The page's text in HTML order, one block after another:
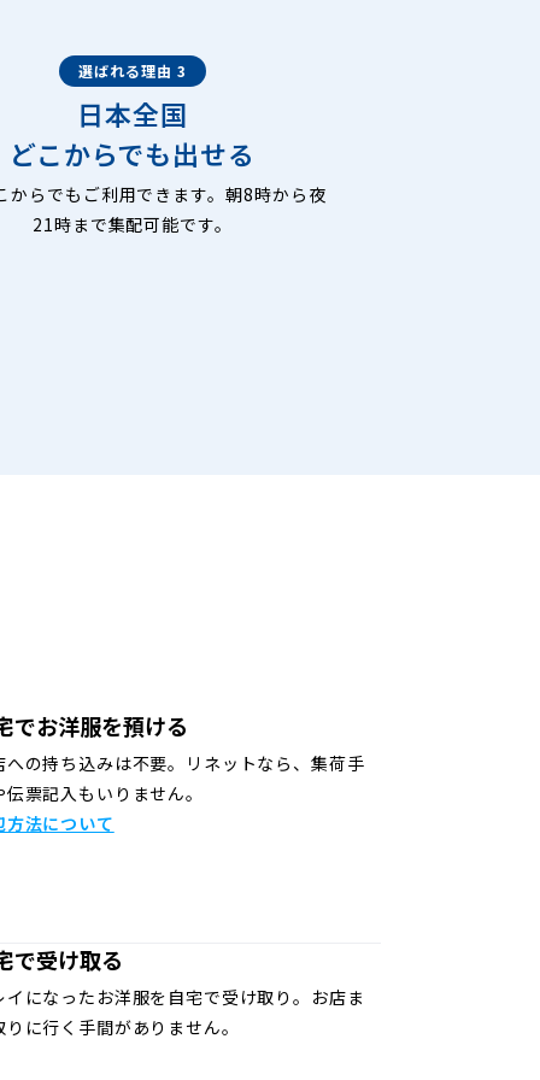
選ばれる理由 3
日本全国
どこからでも出せる
からでもご利用できます。朝8時から夜
21時まで集配可能です。
でお洋服を預ける
への持ち込みは不要。リネットなら、集荷手
伝票記入もいりません。
方法について
で受け取る
イになったお洋服を自宅で受け取り。お店ま
りに行く手間がありません。